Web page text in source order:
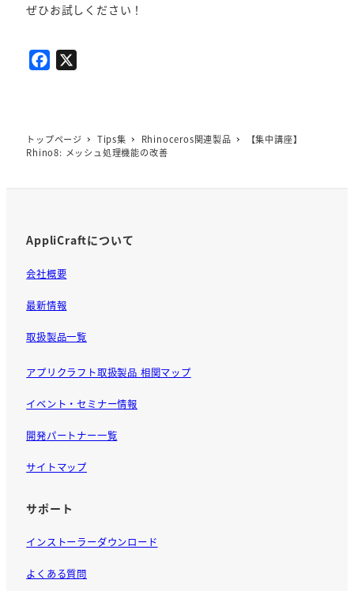
ぜひお試しください！
b
o
トップページ Tips集 Rhinoceros関連製品
【集中講座】
Rhino8: メッシュ処理機能の改善
AppliCraftについて
会社概要
最新情報
取扱製品一覧
アプリクラフト取扱製品 相関マップ
イベント・セミナー情報
開発パートナー一覧
サイトマップ
サポート
インストーラーダウンロード
よくある質問